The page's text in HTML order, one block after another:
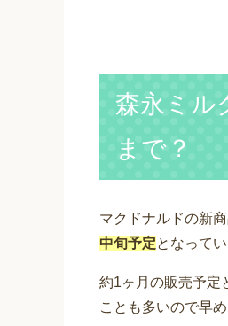
森永ミル
まで？
マクドナルドの新
中旬予定となってい
約1ヶ月の販売予定
ことも多いので早